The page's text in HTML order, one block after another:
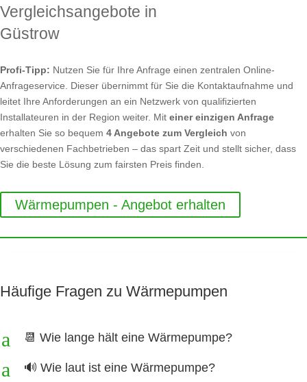
Vergleichsangebote in
Güstrow
Profi-Tipp: Nutzen Sie für Ihre Anfrage einen zentralen Online-
Anfrageservice. Dieser übernimmt für Sie die Kontaktaufnahme und
leitet Ihre Anforderungen an ein Netzwerk von qualifizierten
Installateuren in der Region weiter. Mit einer einzigen Anfrage
erhalten Sie so bequem 4 Angebote zum Vergleich von
verschiedenen Fachbetrieben – das spart Zeit und stellt sicher, dass
Sie die beste Lösung zum fairsten Preis finden.
Wärmepumpen - Angebot erhalten
Häufige Fragen zu Wärmepumpen
a 📆 Wie lange hält eine Wärmepumpe?
a 🔊 Wie laut ist eine Wärmepumpe?